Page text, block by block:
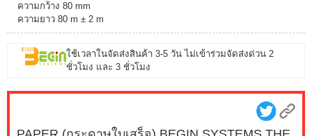
ความกว้าง 80 mm
ความยาว 80 m ± 2 m
ใช้เวลาในจัดส่งสินค้า 3-5 วัน ไม่เข้าร่วมจัดส่งด่วน 2
ชั่วโมง และ 3 ชั่วโมง